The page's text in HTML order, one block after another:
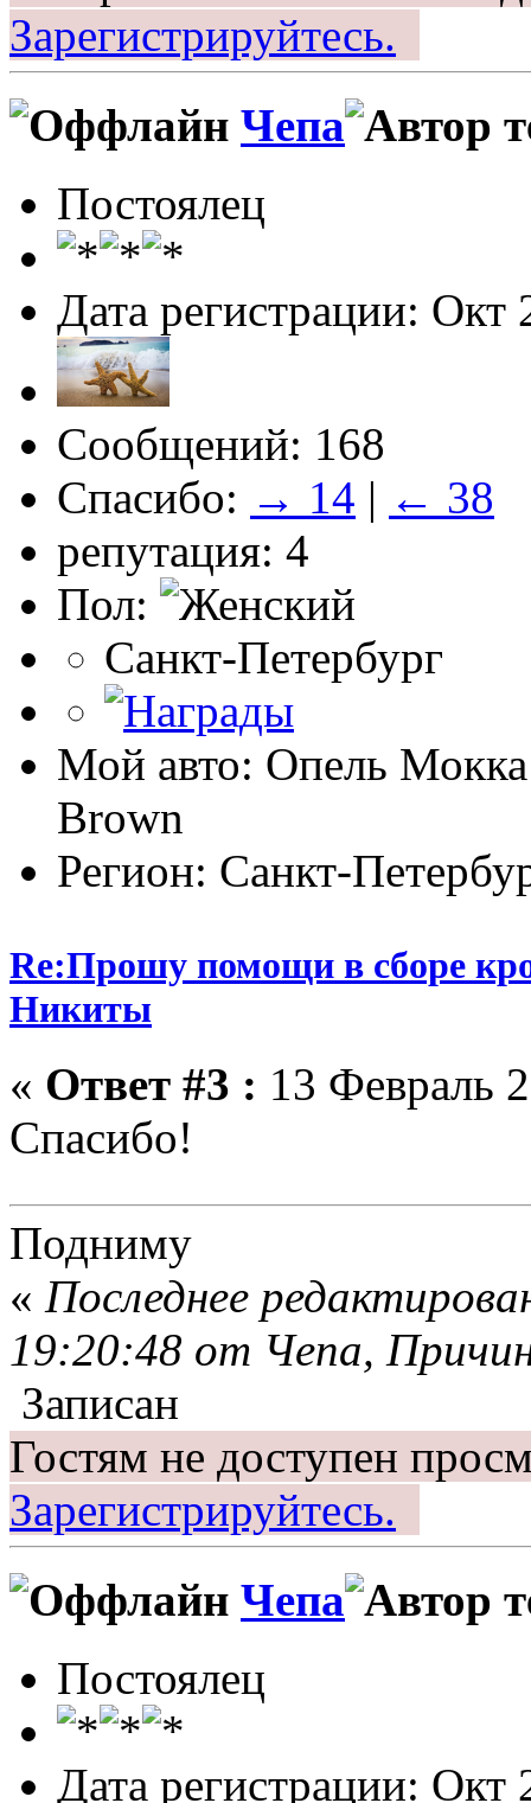
Зарегистрируйтесь.
Чепа
Постоялец
Дата регистрации: Окт
Сообщений: 168
Спасибо: → 14 | ← 38
репутация: 4
Пол:
Санкт-Петербург
Мой авто: Опель
Brown
Регион: Санкт-
Re:Прошу помощи в сборе
Никиты
« Ответ #3 : 13 Февраль
Спасибо!
Подниму
« Последнее
19:20:48 от Чепа,
Записан
Гостям не доступен
Зарегистрируйтесь.
Чепа
Постоялец
Дата регистрации: Окт